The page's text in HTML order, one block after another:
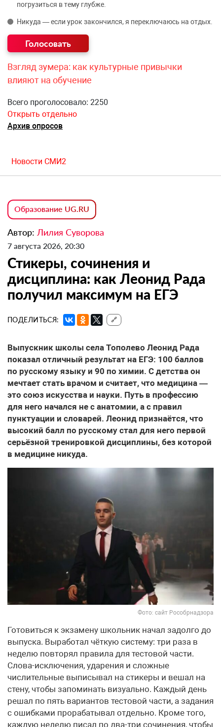
погрузиться в тему глубже.
Никуда — если урок закончился, я переключаюсь на отдых.
Взгляд зумера: как культурные привычки
влияют на обучение
Всего проголосовало: 2250
Открыть отдельно
Архив опросов
Новости СМИ2
Образование UG.RU
Автор: Лилия Суворова
7 августа 2026, 20:30
Стикеры, сочинения и
дисциплина: как Леонид Рада
получил максимум на ЕГЭ
ПОДЕЛИТЬСЯ: 🔗
Выпускник школы села Тополево Леонид Рада
показал отличный результат на ЕГЭ: 100 баллов
по русскому языку и 90 по химии. С детства он
мечтает стать врачом и считает, что медицина —
это союз искусства и науки. Путь в профессию
для него начался не с анатомии, а с правил
пунктуации и словарей. Леонид признаётся, что
высокий балл по русскому стал для него первой
серьёзной тренировкой дисциплины, без которой
в медицине никуда.
Фото: сайт Рособрнадзора
Готовиться к экзамену школьник начал задолго до
выпуска. Выработал чёткую систему: три раза в
неделю повторял правила для тестовой части.
Слова-исключения, ударения и сложные
числительные выписывал на стикеры и вешал на
стену, чтобы запоминать визуально. Каждый день
решал по пять вариантов тестовой части, а задания
с ошибками прорабатывал отдельно. Кроме того,
каждую неделю писал по два-три сочинения, чтобы